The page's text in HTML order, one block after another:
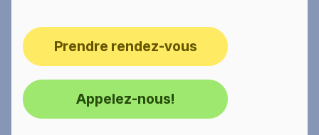
Prendre rendez-vous
Appelez-nous!